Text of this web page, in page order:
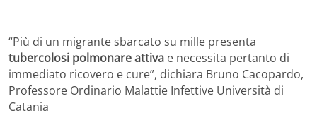
“Più di un migrante sbarcato su mille presenta
tubercolosi polmonare attiva e necessita pertanto di
immediato ricovero e cure”, dichiara Bruno Cacopardo,
Professore Ordinario Malattie Infettive Università di
Catania